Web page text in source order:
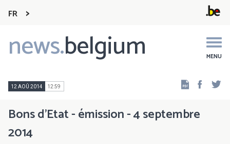
FR
news.belgium MENU
Main
navigation
12 AOÛ 2014 12:59
Bons d'Etat - émission - 4 septembre
2014